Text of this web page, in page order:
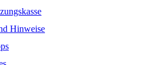
Hinweise